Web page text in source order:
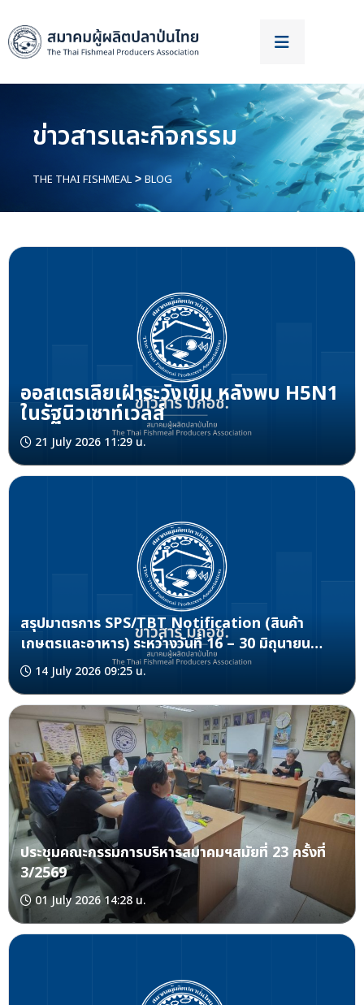
ข่าวสารและกิจกรรม
THE THAI FISHMEAL > BLOG
ออสเตรเลียเฝ้าระวังเข้ม หลังพบ H5N1
ในรัฐนิวเซาท์เวลส์
21 July 2026 11:29 น.
สรุปมาตรการ SPS/TBT Notification (สินค้า
เกษตรและอาหาร) ระหว่างวันที่ 16 – 30 มิถุนายน
256914 July 2026 09:25 น.
ประชุมคณะกรรมการบริหารสมาคมฯสมัยที่ 23 ครั้งที่
3/2569
01 July 2026 14:28 น.